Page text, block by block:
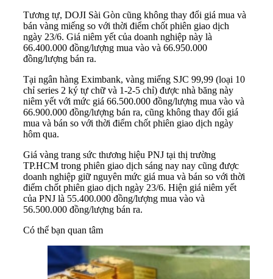
Tương tự, DOJI Sài Gòn cũng không thay đổi giá mua và
bán vàng miếng so với thời điểm chốt phiên giao dịch
ngày 23/6. Giá niêm yết của doanh nghiệp này là
66.400.000 đồng/lượng mua vào và 66.950.000
đồng/lượng bán ra.
Tại ngân hàng Eximbank, vàng miếng SJC 99,99 (loại 10
chỉ series 2 ký tự chữ và 1-2-5 chỉ) được nhà băng này
niêm yết với mức giá 66.500.000 đồng/lượng mua vào và
66.900.000 đồng/lượng bán ra, cũng không thay đổi giá
mua và bán so với thời điểm chốt phiên giao dịch ngày
hôm qua.
Giá vàng trang sức thương hiệu PNJ tại thị trường
TP.HCM trong phiên giao dịch sáng nay nay cũng được
doanh nghiệp giữ nguyên mức giá mua và bán so với thời
điểm chốt phiên giao dịch ngày 23/6. Hiện giá niêm yết
của PNJ là 55.400.000 đồng/lượng mua vào và
56.500.000 đồng/lượng bán ra.
Có thể bạn quan tâm